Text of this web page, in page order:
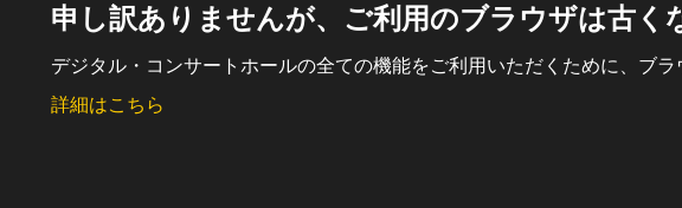
申し訳ありませんが、ご利用のブラウザは古く
デジタル・コンサートホールの全ての機能をご利用いただくために、ブラ
詳細はこちら